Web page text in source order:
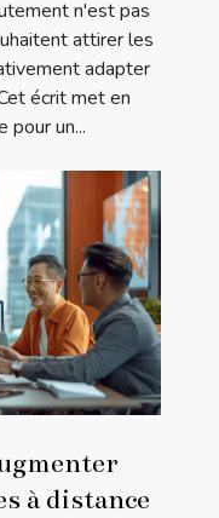
n'est pas
attirer les
adapter
écrit met en
un...
à distance